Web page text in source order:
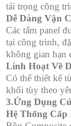
tải trọng công
Dễ Dàng Vận
Các tấm panel
tại công trình,
không gian hạn
Linh Hoạt Về
Có thể thiết kế
khối tùy theo
3.Ứng Dụng
Hệ Thống Cấp